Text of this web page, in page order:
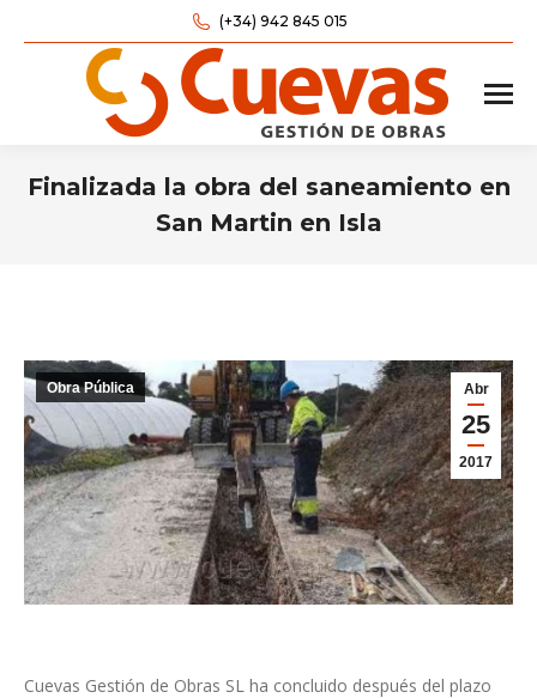
(+34) 942 845 015
Finalizada la obra del saneamiento en
San Martin en Isla
Abr
25
2017
Obra Pública
Cuevas Gestión de Obras SL ha concluido después del plazo